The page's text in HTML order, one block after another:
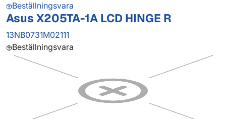
Beställningsvara
Asus X205TA-1A LCD HINGE R
13NB0731M02111
Beställningsvara